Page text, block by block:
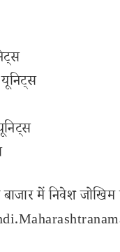
में निवेश जोखिम